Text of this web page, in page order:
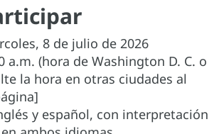
8 de julio de 2026
a.m. (hora de Washington D. C. o
la hora en otras ciudades al
y español, con interpretación